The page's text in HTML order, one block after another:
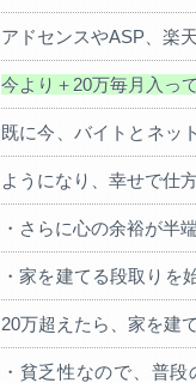
アドセンスやASP、楽
今より＋20万毎月入っ
既に今、バイトとネッ
ようになり、幸せで仕
・さらに心の余裕が半
・家を建てる段取りを
20万超えたら、家を建
・貧乏性なので、普